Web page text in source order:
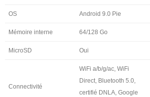
OS Android 9.0 Pie
Mémoire interne 64/128 Go
MicroSD Oui
Connectivité
WiFi a/b/g/ac, WiFi
Direct, Bluetooth 5.0,
certifié DNLA, Google